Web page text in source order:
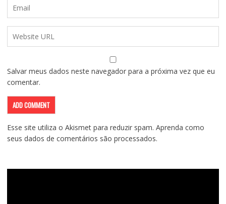
Salvar meus dados neste navegador para a próxima vez que eu
comentar.
Esse site utiliza o Akismet para reduzir spam. Aprenda como
seus dados de comentários são processados.